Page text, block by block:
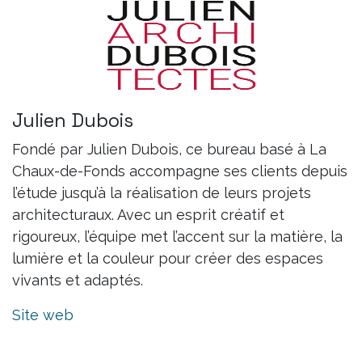
Julien Dubois
Fondé par Julien Dubois, ce bureau basé à La
Chaux-de-Fonds accompagne ses clients depuis
l’étude jusqu’à la réalisation de leurs projets
architecturaux. Avec un esprit créatif et
rigoureux, l’équipe met l’accent sur la matière, la
lumière et la couleur pour créer des espaces
vivants et adaptés.
Site web